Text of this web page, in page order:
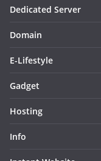
Dedicated Server
Domain
E-Lifestyle
Gadget
Hosting
Info